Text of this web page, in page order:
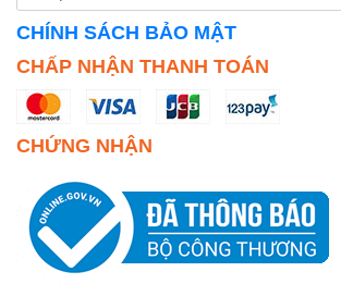
CHÍNH SÁCH BẢO MẬT
CHẤP NHẬN THANH TOÁN
CHỨNG NHẬN